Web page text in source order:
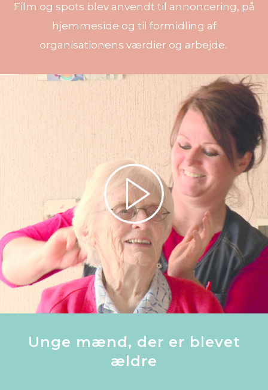
Film og spots blev anvendt til annoncering, på
hjemmeside og til formidling af
organisationens værdier og arbejde.
Unge mænd, der er blevet
ældre